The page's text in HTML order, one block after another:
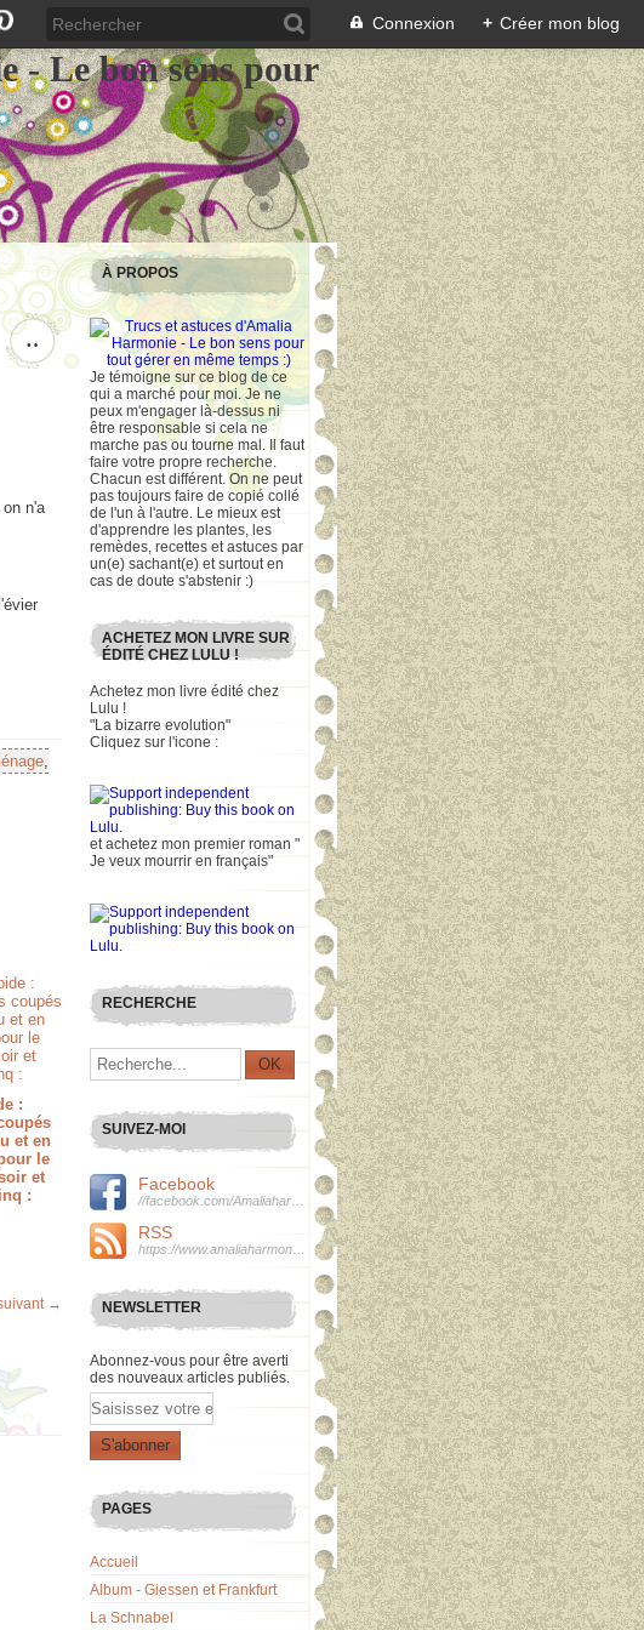
Connexion + Créer mon blog
- Le bon sens pour
…
n'a
,
:
et en
le
et
:
→
À PROPOS
Je témoigne sur ce blog de ce
qui a marché pour moi. Je ne
peux m'engager là-dessus ni
être responsable si cela ne
marche pas ou tourne mal. Il faut
faire votre propre recherche.
Chacun est différent. On ne peut
pas toujours faire de copié collé
de l'un à l'autre. Le mieux est
d'apprendre les plantes, les
remèdes, recettes et astuces par
un(e) sachant(e) et surtout en
cas de doute s'abstenir :)
ACHETEZ MON LIVRE SUR
ÉDITÉ CHEZ LULU !
Achetez mon livre édité chez
Lulu !
"La bizarre evolution"
Cliquez sur l'icone :
et achetez mon premier roman "
Je veux mourrir en français"
RECHERCHE
SUIVEZ-MOI
Facebook
RSS
NEWSLETTER
Abonnez-vous pour être averti
des nouveaux articles publiés.
Email
PAGES
Accueil
Album - Giessen et Frankfurt
La Schnabel